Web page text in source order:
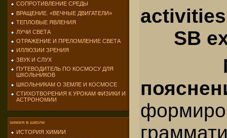
СОПРОТИВЛЕНИЕ СРЕДЫ
ВРАЩЕНИЕ. «ВЕЧНЫЕ ДВИГАТЕЛИ»
ТЕПЛОВЫЕ ЯВЛЕНИЯ
ЛУЧИ СВЕТА
ОТРАЖЕНИЕ И ПРЕЛОМЛЕНИЕ СВЕТА
ИЛЛЮЗИИ ЗРЕНИЯ
ЗВУК И СЛУХ
ПУТЕВОДИТЕЛЬ ПО КОСМОСУ ДЛЯ
ШКОЛЬНИКОВ
ШКОЛЬНИКАМ О ЗЕМЛЕ И КОСМОСЕ
СТИХОТВОРЕНИЯ К УРОКАМ ФИЗИКИ И
АСТРОНОМИИ
химия в школе
ИСТОРИЯ ХИМИИ
SB ex.